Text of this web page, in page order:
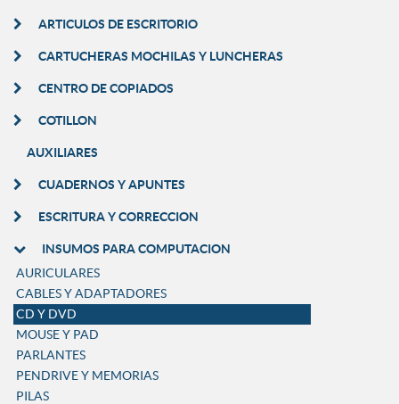
ARTICULOS DE ESCRITORIO
CARTUCHERAS MOCHILAS Y LUNCHERAS
CENTRO DE COPIADOS
COTILLON
AUXILIARES
CUADERNOS Y APUNTES
ESCRITURA Y CORRECCION
INSUMOS PARA COMPUTACION
AURICULARES
CABLES Y ADAPTADORES
CD Y DVD
MOUSE Y PAD
PARLANTES
PENDRIVE Y MEMORIAS
PILAS